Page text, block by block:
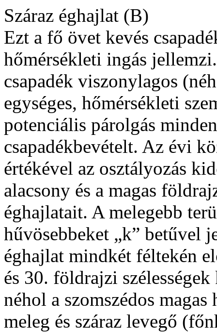
Száraz éghajlat (B)
Ezt a fő övet kevés
hőmérsékleti ingás
csapadék viszonylagos
egységes, hőmérsékleti
potenciális párolgás
csapadékbevételt. Az évi
értékével az osztályozás
alacsony és a magas
éghajlatait. A melegebb
hűvösebbeket „k” betűvel
éghajlat mindkét féltekén
és 30. földrajzi
néhol a szomszédos
meleg és száraz levegő